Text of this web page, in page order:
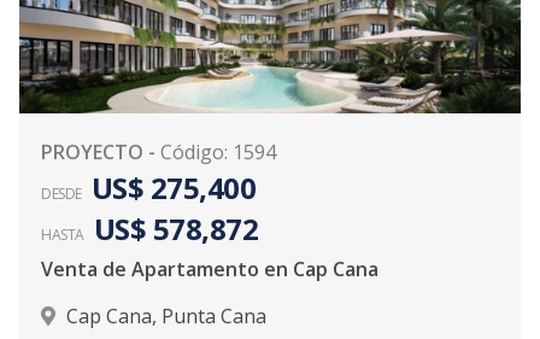
PROYECTO - Código: 1594
DESDE US$ 275,400
HASTA US$ 578,872
Venta de Apartamento en Cap Cana
Cap Cana, Punta Cana